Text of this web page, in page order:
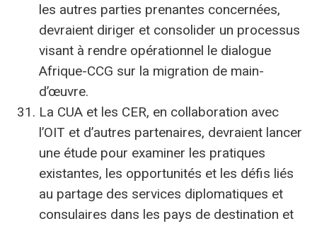
les autres parties prenantes concernées,
devraient diriger et consolider un processus
visant à rendre opérationnel le dialogue
Afrique-CCG sur la migration de main-
d’œuvre.
La CUA et les CER, en collaboration avec
l’OIT et d’autres partenaires, devraient lancer
une étude pour examiner les pratiques
existantes, les opportunités et les défis liés
au partage des services diplomatiques et
consulaires dans les pays de destination et